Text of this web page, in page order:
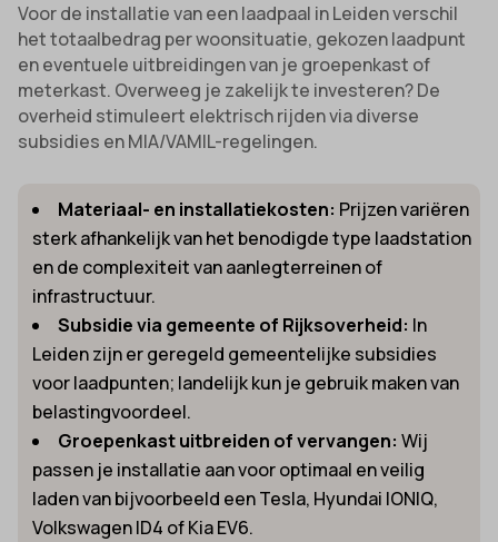
Voor de installatie van een laadpaal in Leiden verschil
het totaalbedrag per woonsituatie, gekozen laadpunt
en eventuele uitbreidingen van je groepenkast of
meterkast. Overweeg je zakelijk te investeren? De
overheid stimuleert elektrisch rijden via diverse
subsidies en MIA/VAMIL-regelingen.
Materiaal- en installatiekosten: Prijzen variëren
sterk afhankelijk van het benodigde type laadstation
en de complexiteit van aanlegterreinen of
infrastructuur.
Subsidie via gemeente of Rijksoverheid: In
Leiden zijn er geregeld gemeentelijke subsidies
voor laadpunten; landelijk kun je gebruik maken van
belastingvoordeel.
Groepenkast uitbreiden of vervangen: Wij
passen je installatie aan voor optimaal en veilig
laden van bijvoorbeeld een Tesla, Hyundai IONIQ,
Volkswagen ID4 of Kia EV6.